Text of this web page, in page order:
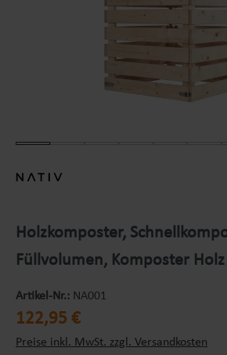
Holzkomposter,
Füllvolumen, Komposter
Artikel-Nr.: NA001
Regulärer Preis:
122,95 €
Preise inkl. MwSt. zzgl. Versandkosten